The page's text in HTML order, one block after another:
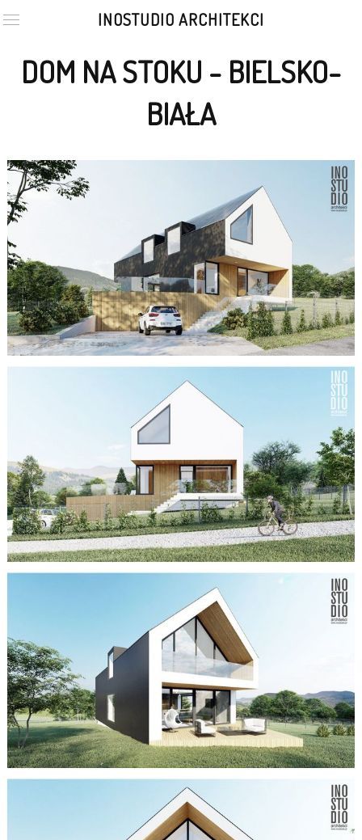
INOSTUDIO ARCHITEKCI
DOM NA STOKU - BIELSKO-
BIAŁA